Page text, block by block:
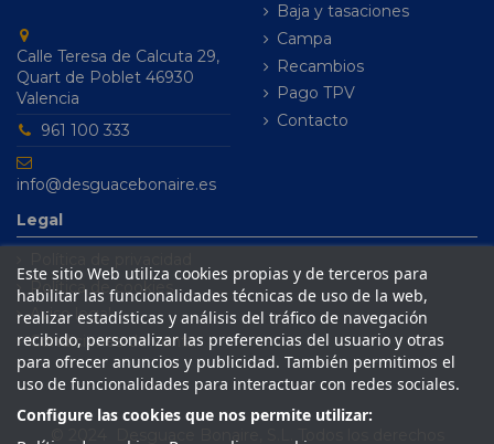
Calle Teresa de Calcuta 29,
Quart de Poblet 46930
Valencia
961 100 333
info@desguacebonaire.es
Baja y tasaciones
Campa
Recambios
Pago TPV
Contacto
Legal
Política de cookies
Aviso legal
Condiciones de venta
Este sitio Web utiliza cookies propias y de terceros para
habilitar las funcionalidades técnicas de uso de la web,
realizar estadísticas y análisis del tráfico de navegación
recibido, personalizar las preferencias del usuario y otras
para ofrecer anuncios y publicidad. También permitimos el
uso de funcionalidades para interactuar con redes sociales.
Configure las cookies que nos permite utilizar: